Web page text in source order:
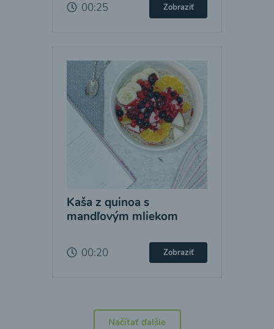
00:25 Zobraziť
Kaša z quinoa s
mandľovým mliekom
00:20 Zobraziť
Načítať ďalšie